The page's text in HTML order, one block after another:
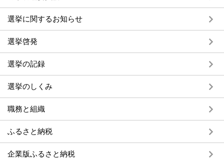
選挙に関するお知らせ
選挙啓発
選挙の記録
選挙のしくみ
職務と組織
ふるさと納税
企業版ふるさと納税